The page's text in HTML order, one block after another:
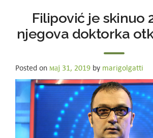
Filipović je skinuo
njegova doktorka
Posted on мај 31, 2019 by marigolgatti